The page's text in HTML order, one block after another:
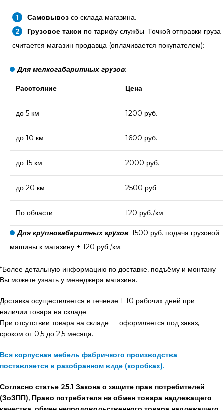
Самовывоз со склада магазина.
Грузовое такси по тарифу службы. Точкой отправки груза
считается магазин продавца (оплачивается покупателем):
Для мелкогабаритных грузов:
Расстояние Цена
до 5 км 1200 руб.
до 10 км 1600 руб.
до 15 км 2000 руб.
до 20 км 2500 руб.
По области 120 руб./км
Для крупногабаритных грузов: 1500 руб. подача грузовой
машины к магазину + 120 руб./км.
*Более детальную информацию по доставке, подъёму и монтажу
Вы можете узнать у менеджера магазина.
Доставка осуществляется в течение 1-10 рабочих дней при
наличии товара на складе.
При отсутствии товара на складе — оформляется под заказ,
сроком от 0,5 до 2,5 месяца.
Вся корпусная мебель фабричного производства
поставляется в разобранном виде (коробках).
Согласно статье 25.1 Закона о защите прав потребителей
(ЗоЗПП), Право потребителя на обмен товара надлежащего